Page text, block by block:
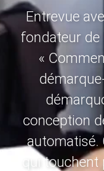
Entrevue
fondateur de
«
conception
automatisé.
qui